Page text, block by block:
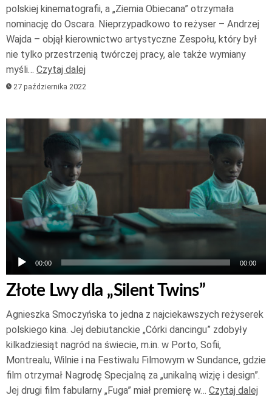
polskiej kinematografii, a „Ziemia Obiecana” otrzymała
nominację do Oscara. Nieprzypadkowo to reżyser – Andrzej
Wajda – objął kierownictwo artystyczne Zespołu, który był
nie tylko przestrzenią twórczej pracy, ale także wymiany
myśli… Czytaj dalej
27 października 2022
Odtwarzacz
plików
dźwiękowych
00:00 00:00
Złote Lwy dla „Silent Twins”
Agnieszka Smoczyńska to jedna z najciekawszych reżyserek
polskiego kina. Jej debiutanckie „Córki dancingu” zdobyły
kilkadziesiąt nagród na świecie, m.in. w Porto, Sofii,
Montrealu, Wilnie i na Festiwalu Filmowym w Sundance, gdzie
film otrzymał Nagrodę Specjalną za „unikalną wizję i design”.
Jej drugi film fabularny „Fuga” miał premierę w… Czytaj dalej